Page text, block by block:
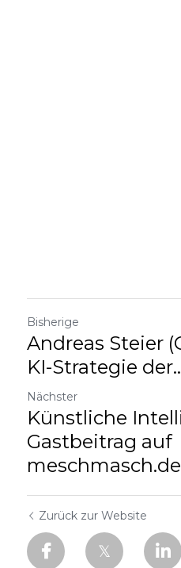
Bisherige
Andreas Steier
KI-Strategie
Nächster
Künstliche
Gastbeitrag auf
meschmasch.de
Zurück zur Website